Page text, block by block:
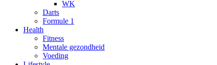
WK
Darts
Formule 1
Health
Fitness
Mentale gezondheid
Voeding